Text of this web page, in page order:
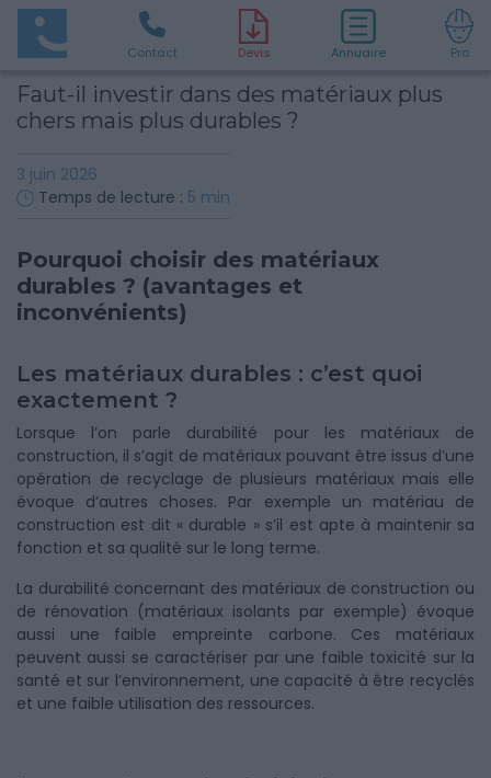
Contact Devis Annuaire Pro
Faut-il investir dans des matériaux plus
chers mais plus durables ?
3 juin 2026
Temps de lecture : 5 min
Pourquoi choisir des matériaux
durables ? (avantages et
inconvénients)
Les matériaux durables : c’est quoi
exactement ?
Lorsque l’on parle durabilité pour les matériaux de
construction, il s’agit de matériaux pouvant être issus d’une
opération de recyclage de plusieurs matériaux mais elle
évoque d’autres choses. Par exemple un matériau de
construction est dit « durable » s’il est apte à maintenir sa
fonction et sa qualité sur le long terme.
La durabilité concernant des matériaux de construction ou
de rénovation (matériaux isolants par exemple) évoque
aussi une faible empreinte carbone. Ces matériaux
peuvent aussi se caractériser par une faible toxicité sur la
santé et sur l’environnement, une capacité à être recyclés
et une faible utilisation des ressources.